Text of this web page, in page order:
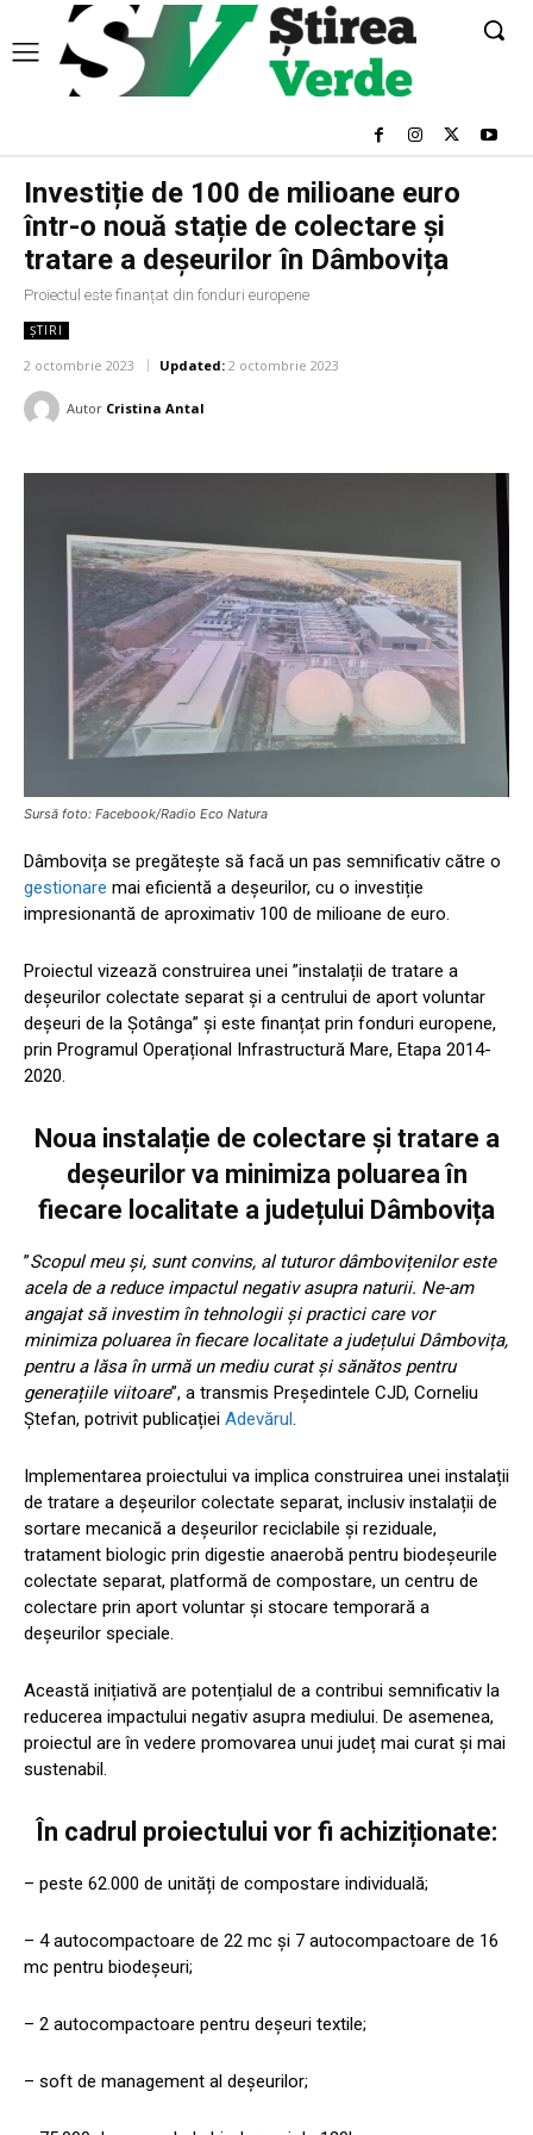
Investiție de 100 de milioane euro
într-o nouă stație de colectare și
tratare a deșeurilor în Dâmbovița
Proiectul este finanțat din fonduri europene
ȘTIRI
2 octombrie 2023 Updated: 2 octombrie 2023
Autor Cristina Antal
Sursă foto: Facebook/Radio Eco Natura
Dâmbovița se pregătește să facă un pas semnificativ către o
gestionare mai eficientă a deșeurilor, cu o investiție
impresionantă de aproximativ 100 de milioane de euro.
Proiectul vizează construirea unei ”instalații de tratare a
deșeurilor colectate separat și a centrului de aport voluntar
deșeuri de la Șotânga” și este finanțat prin fonduri europene,
prin Programul Operațional Infrastructură Mare, Etapa 2014-
2020.
Noua instalație de colectare și tratare a
deșeurilor va minimiza poluarea în
fiecare localitate a județului Dâmbovița
”Scopul meu și, sunt convins, al tuturor dâmbovițenilor este
acela de a reduce impactul negativ asupra naturii. Ne-am
angajat să investim în tehnologii și practici care vor
minimiza poluarea în fiecare localitate a județului Dâmbovița,
pentru a lăsa în urmă un mediu curat și sănătos pentru
generațiile viitoare”, a transmis Președintele CJD, Corneliu
Ștefan, potrivit publicației Adevărul.
Implementarea proiectului va implica construirea unei instalații
de tratare a deșeurilor colectate separat, inclusiv instalații de
sortare mecanică a deșeurilor reciclabile și reziduale,
tratament biologic prin digestie anaerobă pentru biodeșeurile
colectate separat, platformă de compostare, un centru de
colectare prin aport voluntar și stocare temporară a
deșeurilor speciale.
Această inițiativă are potențialul de a contribui semnificativ la
reducerea impactului negativ asupra mediului. De asemenea,
proiectul are în vedere promovarea unui județ mai curat și mai
sustenabil.
În cadrul proiectului vor fi achiziționate:
– peste 62.000 de unități de compostare individuală;
– 4 autocompactoare de 22 mc și 7 autocompactoare de 16
mc pentru biodeșeuri;
– 2 autocompactoare pentru deșeuri textile;
– soft de management al deșeurilor;